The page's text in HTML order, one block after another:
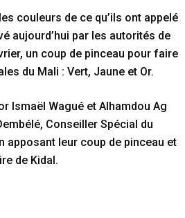
couleurs de ce qu’ils ont appelé
aujourd’hui par les autorités de
un coup de pinceau pour faire
du Mali : Vert, Jaune et Or.
Ismaël Wagué et Alhamdou Ag
Conseiller Spécial du
apposant leur coup de pinceau et
de Kidal.